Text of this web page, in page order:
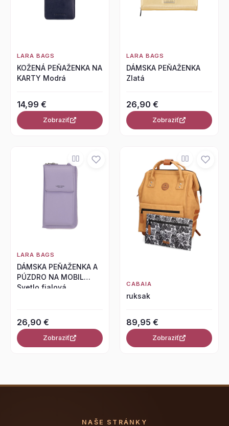
LARA BAGS
KOŽENÁ PEŇAŽENKA NA
KARTY Modrá
14,99 €
Zobraziť
LARA BAGS
DÁMSKA PEŇAŽENKA
Zlatá
26,90 €
Zobraziť
LARA BAGS
DÁMSKA PEŇAŽENKA A
PÚZDRO NA MOBIL
Svetlo fialová
26,90 €
Zobraziť
CABAIA
ruksak
89,95 €
Zobraziť
NAŠE STRÁNKY